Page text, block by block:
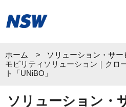
ホーム
ソリューション・サー
モビリティソリューション｜クロ
ト「UNiBO」
ソリューション・